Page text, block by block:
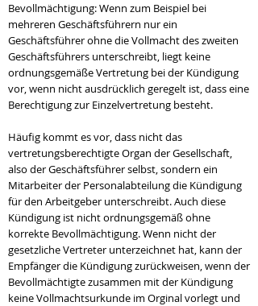
Bevollmächtigung: Wenn zum Beispiel bei
mehreren Geschäftsführern nur ein
Geschäftsführer ohne die Vollmacht des zweiten
Geschäftsführers unterschreibt, liegt keine
ordnungsgemäße Vertretung bei der Kündigung
vor, wenn nicht ausdrücklich geregelt ist, dass eine
Berechtigung zur Einzelvertretung besteht.
Häufig kommt es vor, dass nicht das
vertretungsberechtigte Organ der Gesellschaft,
also der Geschäftsführer selbst, sondern ein
Mitarbeiter der Personalabteilung die Kündigung
für den Arbeitgeber unterschreibt. Auch diese
Kündigung ist nicht ordnungsgemäß ohne
korrekte Bevollmächtigung. Wenn nicht der
gesetzliche Vertreter unterzeichnet hat, kann der
Empfänger die Kündigung zurückweisen, wenn der
Bevollmächtigte zusammen mit der Kündigung
keine Vollmachtsurkunde im Orginal vorlegt und